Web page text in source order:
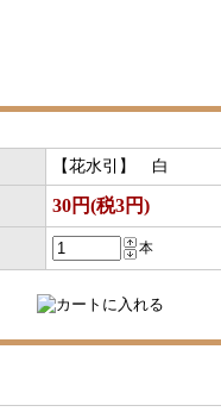
【花水引】 白
30円(税3円)
本